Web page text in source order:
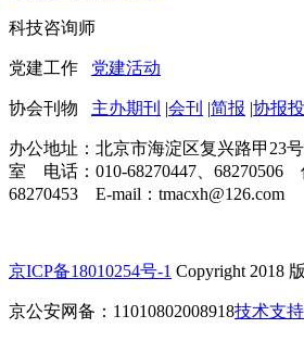
科技咨询师
党建工作 党建活动
协会刊物 主办期刊 |会刊 |简报 |协报
办公地址：北京市海淀区复兴路甲23
室 电话：010-68270447、68270506
68270453 E-mail：tmacxh@126.com
京ICP备18010254号-1 Copyright 2018
京公安网备：11010802008918技术支